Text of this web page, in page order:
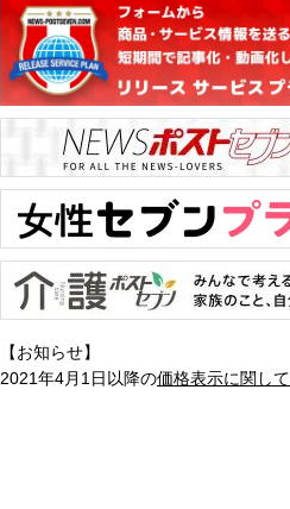
【お知らせ】
2021年4月1日以降の価格表示に関して